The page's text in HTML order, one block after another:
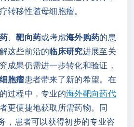
转移性髓母细胞瘤。
、靶向药或考虑海外购药的患
这些前沿的临床研究进展至关
成果仍需进一步转化和验证，
胞瘤患者带来了新的希望。在
过程中，专业的海外靶向药代
更便捷地获取所需药物。同
，患者可以获得初步的专业咨